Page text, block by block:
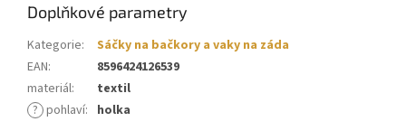
Doplňkové parametry
Kategorie:
Sáčky na bačkory a vaky na záda
EAN:
8596424126539
materiál:
textil
? pohlaví: holka